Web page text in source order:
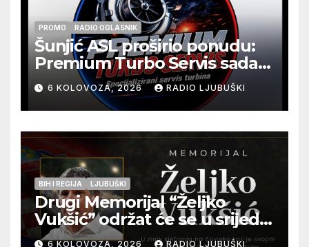
PROMO RADIO OGLASNIK
Šunjić ASL proširio ponudu:
Premium Turbo Servis sada
na jednoj adresi u Ljubuškom
6 KOLOVOZA, 2026 RADIO LJUBUŠKI
BIH I REGIJA LJUBUŠKI
Drugi Memorijal “Željko
Vukšić” održat će se u srijedu
12. kolovoza u Otoku
6 KOLOVOZA, 2026 RADIO LJUBUŠKI